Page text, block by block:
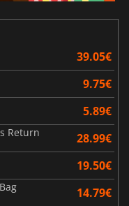
39.05€
9.75€
5.89€
Return 28.99€
19.50€
14.79€